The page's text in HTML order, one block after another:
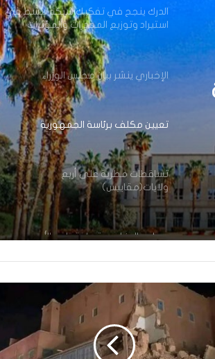
الدرك ينجح في تفكيك شبكة تنشط في
استيراد وتوزيع المخدرات والمؤثرات
الإخباري ينشر بيان مجلس الوزراء
تعيين مكلف برئاسة الجمهورية
تساقطات مطرية على أربع
ولايات(مقاييس)
مجلس الوزراء يعقد اجتماعه الأسبوعي
تعيين رئيس للمجلس الوطني للتنظيم
تعيين مستشارين بديوان الوزير الأول